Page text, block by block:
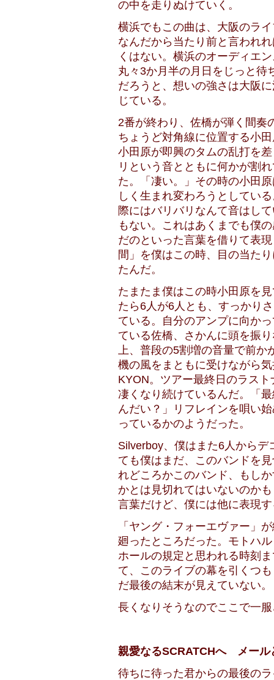
の中を走りぬけていく。
横浜でもこの曲は、大阪のラ
なんだから当たり前と言われ
くはない。横浜のオーディエ
丸々3か月半の月日をじっと待
だろうと、想いの強さは大阪
じている。
2番が終わり、佐橋が弾く間奏
ちょうど対角線に位置する小
小田原が即興のタムの乱打を
リという音とともに何かが割
た。「凄い。」その時の小田
しく生まれ変わろうとしてい
際にはバリバリなんて音はし
もない。これはあくまでも僕
だのといった言葉を借りて表
間」を僕はこの時、目の当た
たんだ。
たまたま僕はこの時小田原を
たら6人が6人とも、すっかり
ている。自分のアンプに向か
ている佐橋、さかんに頭を振
上、普段の5割増の音量で前か
機の風をまともに受けながら
KYON。ツアー最終日のラス
凄くなり続けているんだ。「
んだい？」リフレインを唄い
っているかのようだった。
Silverboy、僕はまた6人から
ても僕はまだ、このバンドを
れどころかこのバンド、もし
かとは見切れてはいないのか
言葉だけど、僕には他に表現
「ヤング・フォーエヴァー」
廻ったところだった。モトハ
ホールの規定と思われる時刻
て、このライブの幕を引くつ
だ最後の結末が見えていない。
長くなりそうなのでここで一
親愛なるSCRATCHへ メール
待ちに待った君からの最後の